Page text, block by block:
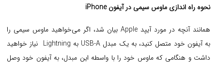
نحوه راه اندازی ماوس سیمی در آیفون iPhone
همانند آنچه در مورد آیپد Apple بیان شد، اگر می‌خواهید ماوس سیمی را
به آیفون خود متصل کنید، به یک مبدل USB-A به Lightning نیاز خواهید
داشت و هنگامی که ماوس خود را با واسطه این مبدل، به آیفون خود وصل